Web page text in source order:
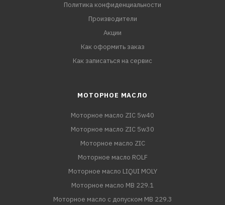
Политика конфиденциальности
Производители
Акции
Как оформить заказ
Как записаться на сервис
МОТОРНОЕ МАСЛО
Моторное масло ZIC 5w40
Моторное масло ZIC 5w30
Моторное масло ZIC
Моторное масло ROLF
Моторное масло LIQUI MOLY
Моторное масло MB 229.1
Моторное масло с допуском MB 229.3